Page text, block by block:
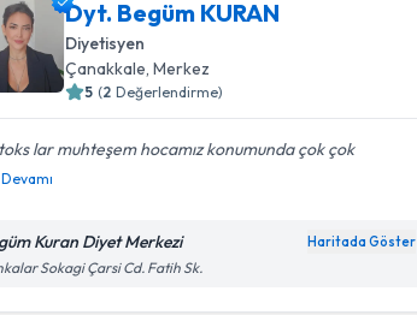
Dyt. Begüm KURAN
Diyetisyen
Çanakkale, Merkez
5 (2 Değerlendirme)
lar muhteşem hocamız konumunda çok çok
Devamı
Kuran Diyet Merkezi Haritada Göster
Sokagi Çarsi Cd. Fatih Sk.